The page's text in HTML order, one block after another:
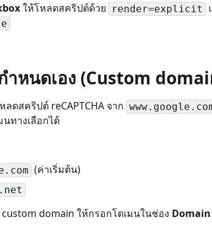
ให้โหลดสคริปต์ด้วย render=explicit
ำหนดเอง (Custom
ดสคริปต์ reCAPTCHA จาก
ทางเลือกได้
(ค่าเริ่มต้น)
domain ให้กรอกโดเมนในช่อง Domain